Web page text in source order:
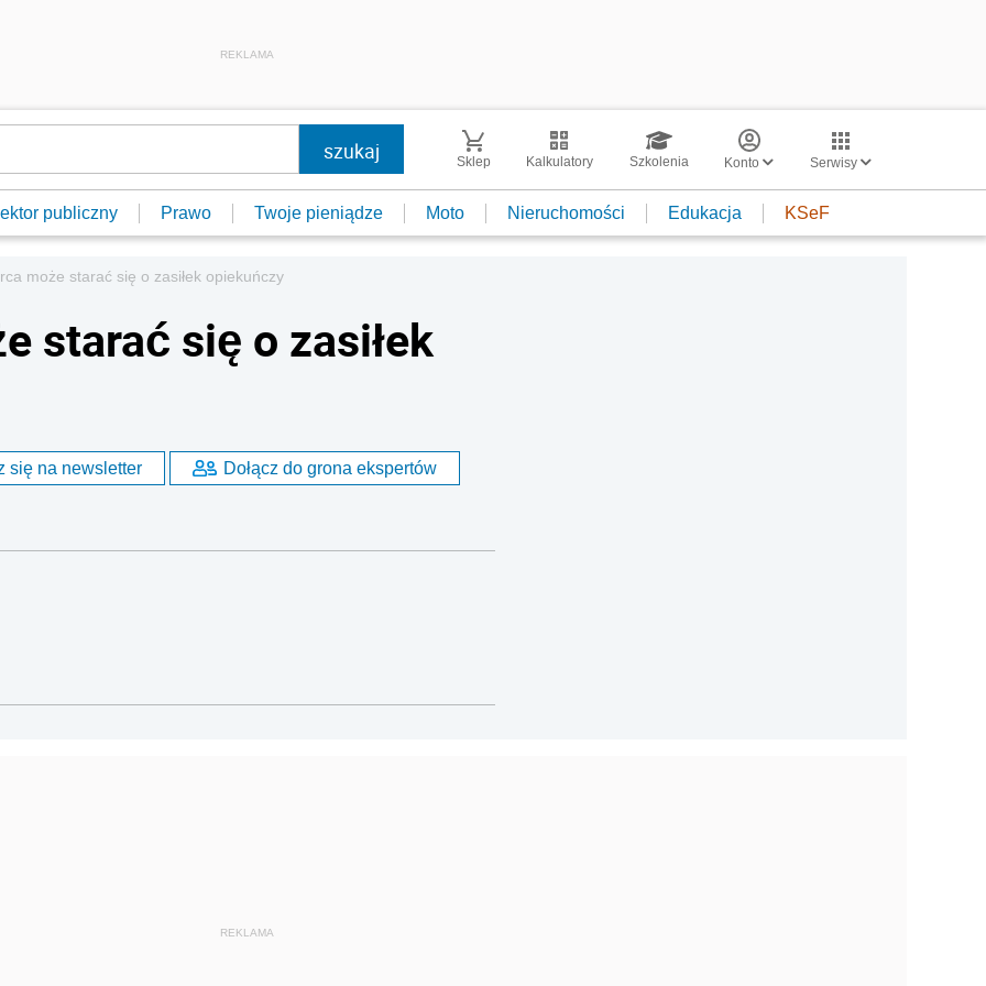
REKLAMA
Sklep Kalkulatory Szkolenia Konto Serwisy
publiczny Prawo Twoje pieniądze Moto Nieruchomości Edukacja KSeF
może starać się o zasiłek opiekuńczy
starać się o zasiłek
się na newsletter Dołącz do grona ekspertów